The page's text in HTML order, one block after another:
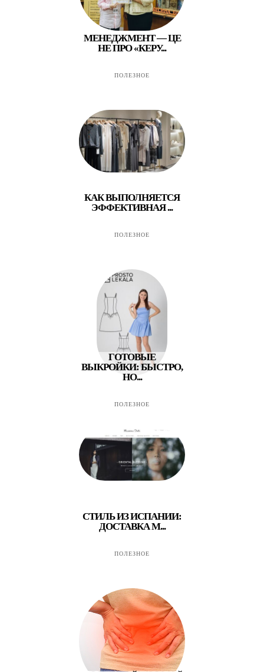
МЕНЕДЖМЕНТ — ЦЕ
НЕ ПРО «КЕРУ...
ПОЛЕЗНОЕ
КАК ВЫПОЛНЯЕТСЯ
ЭФФЕКТИВНАЯ ...
ПОЛЕЗНОЕ
ГОТОВЫЕ
ВЫКРОЙКИ: БЫСТРО,
НО...
ПОЛЕЗНОЕ
СТИЛЬ ИЗ ИСПАНИИ:
ДОСТАВКА M...
ПОЛЕЗНОЕ